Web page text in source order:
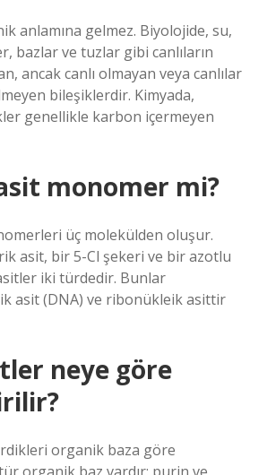
anlamına gelmez. Biyolojide, su,
bazlar ve tuzlar gibi canlıların
ancak canlı olmayan veya canlılar
bileşiklerdir. Kimyada,
genellikle karbon içermeyen
monomer mi?
üç molekülden oluşur.
asit, bir 5-Cl şekeri ve bir azotlu
iki türdedir. Bunlar
asit (DNA) ve ribonükleik asittir
neye göre
organik baza göre